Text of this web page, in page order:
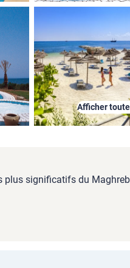
Afficher
plus significatifs du